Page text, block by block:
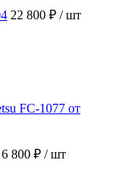
22 800 ₽ / шт
6 800 ₽ / шт